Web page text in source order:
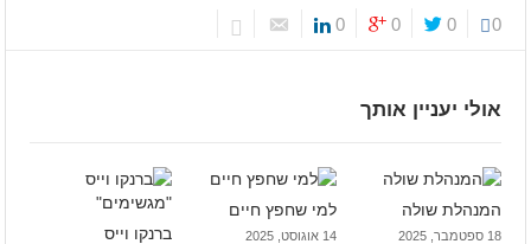
0
0
0
0
אולי יעניין אותך
המנהלת שולה
18 ספטמבר, 2025
למי שחפץ חיים
14 אוגוסט, 2025
ברנקו וייס